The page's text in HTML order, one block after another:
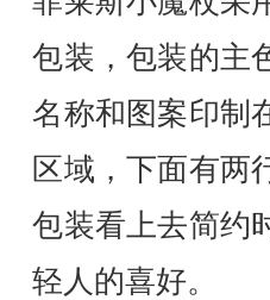
包装，包装的主
名称和图案印制
区域，下面有两
包装看上去简约
轻人的喜好。